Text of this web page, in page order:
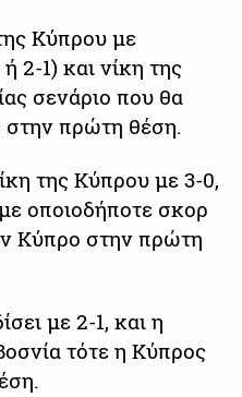
Κύπρου με
2-1) και νίκη της
σενάριο που θα
στην πρώτη θέση.
της Κύπρου με 3-0,
οποιοδήποτε σκορ
Κύπρο στην πρώτη
με 2-1, και η
τότε η Κύπρος